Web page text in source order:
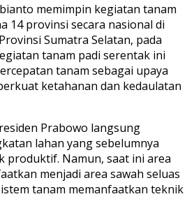
memimpin kegiatan tanam
14 provinsi secara nasional di
Sumatra Selatan, pada
tanam padi serentak ini
tanam sebagai upaya
ketahanan dan kedaulatan
Prabowo langsung
lahan yang sebelumnya
produktif. Namun, saat ini area
menjadi area sawah seluas
tanam memanfaatkan teknik